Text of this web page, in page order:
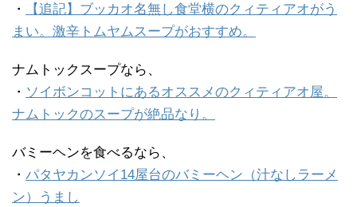
・
【追記】ブッカオ名無し食堂横のクィティアオがう
まい。激辛トムヤムスープがおすすめ。
ナムトックスープなら、
・ ソイボンコットにあるオススメのクィティアオ屋。
ナムトックのスープが絶品なり。
バミーヘンを食べるなら、
・ パタヤカンソイ14屋台のバミーヘン（汁なしラーメ
ン）うまし